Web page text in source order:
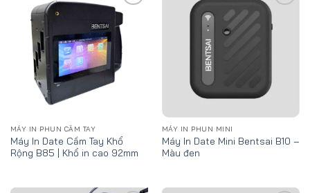
wishlist
MÁY IN PHUN CẦM TAY
Máy In Date Cầm Tay Khổ
Rộng B85 | Khổ in cao 92mm
wishlist
MÁY IN PHUN MINI
Máy In Date Mini Bentsai B10 –
Màu đen